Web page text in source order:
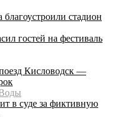
стадион
гостей на фестиваль
Кисловодск —
в суде за фиктивную